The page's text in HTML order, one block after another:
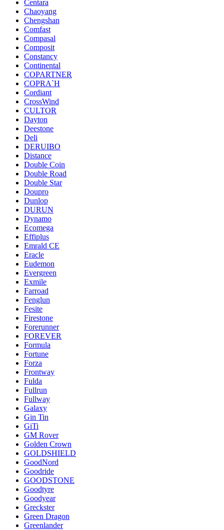
Centara
Chaoyang
Chengshan
Comfast
Compasal
Composit
Constancy
Continental
COPARTNER
COPRA`H
Cordiant
CrossWind
CULTOR
Dayton
Deestone
Deli
DERUIBO
Distance
Double Coin
Double Road
Double Star
Doupro
Dunlop
DURUN
Dynamo
Ecomega
Effiplus
Emrald СЕ
Eracle
Eudemon
Evergreen
Exmile
Farroad
Fenglun
Fesite
Firestone
Forerunner
FOREVER
Formula
Fortune
Forza
Frontway
Fulda
Fullrun
Fullway
Galaxy
Gin Tin
GiTi
GM Rover
Golden Crown
GOLDSHIELD
GoodNord
Goodride
GOODSTONE
Goodtyre
Goodyear
Greckster
Green Dragon
Greenlander